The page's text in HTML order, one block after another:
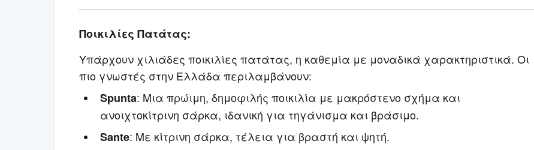
Ποικιλίες Πατάτας:
Υπάρχουν χιλιάδες ποικιλίες πατάτας, η καθεμία με μοναδικά χαρακτηριστικά. Οι
πιο γνωστές στην Ελλάδα περιλαμβάνουν:
Spunta: Μια πρώιμη, δημοφιλής ποικιλία με μακρόστενο σχήμα και
ανοιχτοκίτρινη σάρκα, ιδανική για τηγάνισμα και βράσιμο.
Sante: Με κίτρινη σάρκα, τέλεια για βραστή και ψητή.